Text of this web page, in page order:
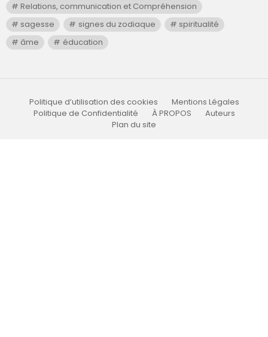
Relations, communication et Compréhension
sagesse
signes du zodiaque
spiritualité
âme
éducation
Politique d’utilisation des cookies
Mentions Légales
Politique de Confidentialité
À PROPOS
Auteurs
Plan du site